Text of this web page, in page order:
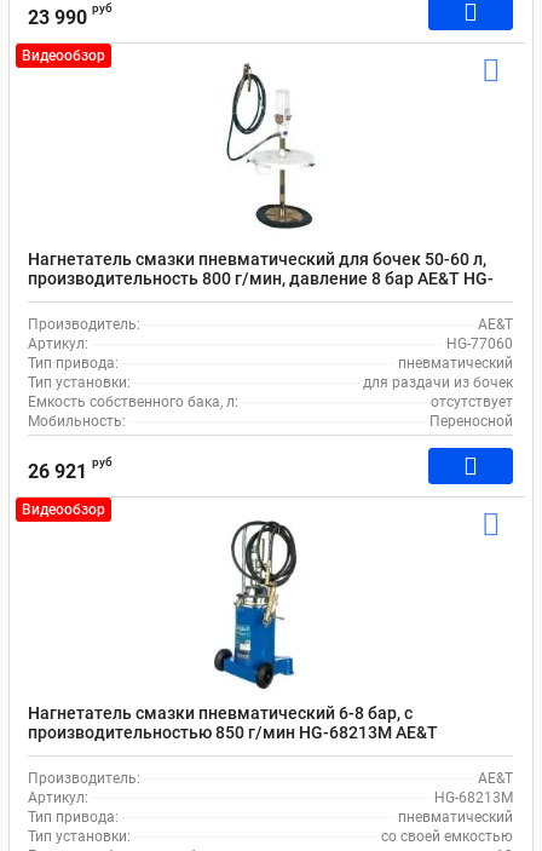
23 990 руб
Видеообзор
Нагнетатель смазки пневматический для бочек 50-60 л,
производительность 800 г/мин, давление 8 бар AE&T HG-
77060
Производитель:
AE&T
Артикул:
HG-77060
Тип привода:
пневматический
Тип установки:
для раздачи из бочек
Емкость собственного бака, л:
отсутствует
Мобильность:
Переносной
26 921 руб
Видеообзор
Нагнетатель смазки пневматический 6-8 бар, с
производительностью 850 г/мин HG-68213M AE&T
Производитель:
AE&T
Артикул:
HG-68213M
Тип привода:
пневматический
Тип установки:
со своей емкостью